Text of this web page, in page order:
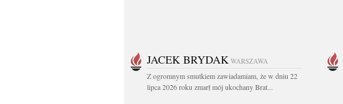
JACEK BRYDAK WARSZAWA
Z ogromnym smutkiem zawiadamiam, że w dniu 22
lipca 2026 roku zmarł mój ukochany Brat...